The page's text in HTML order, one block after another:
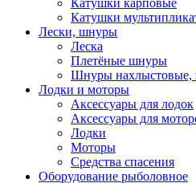
Катушки карповые
Катушки
Лески, шнуры
Леска
Плетёные шнуры
Шнуры нахлыстовые,
Лодки и моторы
Аксессуары для лодок
Аксессуары для
Лодки
Моторы
Средства спасения
Оборудование рыболовное